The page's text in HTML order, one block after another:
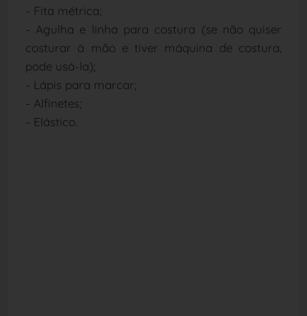
- Fita métrica;
- Agulha e linha para costura (se não quiser
costurar à mão e tiver máquina de costura,
pode usá-la);
- Lápis para marcar;
- Alfinetes;
- Elástico.